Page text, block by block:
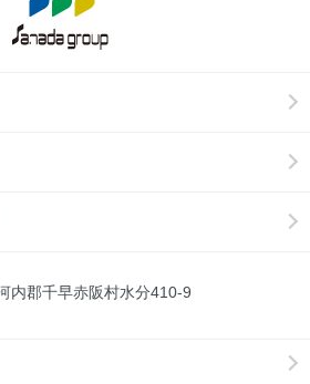
内郡千早赤阪村水分410-9